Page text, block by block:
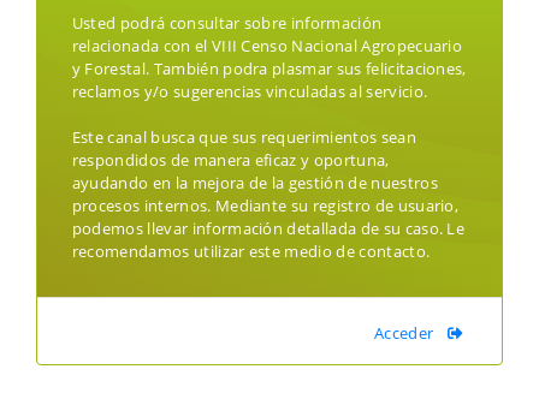
Usted podrá consultar sobre información
relacionada con el VIII Censo Nacional Agropecuario
y Forestal. También podra plasmar sus felicitaciones,
reclamos y/o sugerencias vinculadas al servicio.
Este canal busca que sus requerimientos sean
respondidos de manera eficaz y oportuna,
ayudando en la mejora de la gestión de nuestros
procesos internos. Mediante su registro de usuario,
podemos llevar información detallada de su caso. Le
recomendamos utilizar este medio de contacto.
Acceder